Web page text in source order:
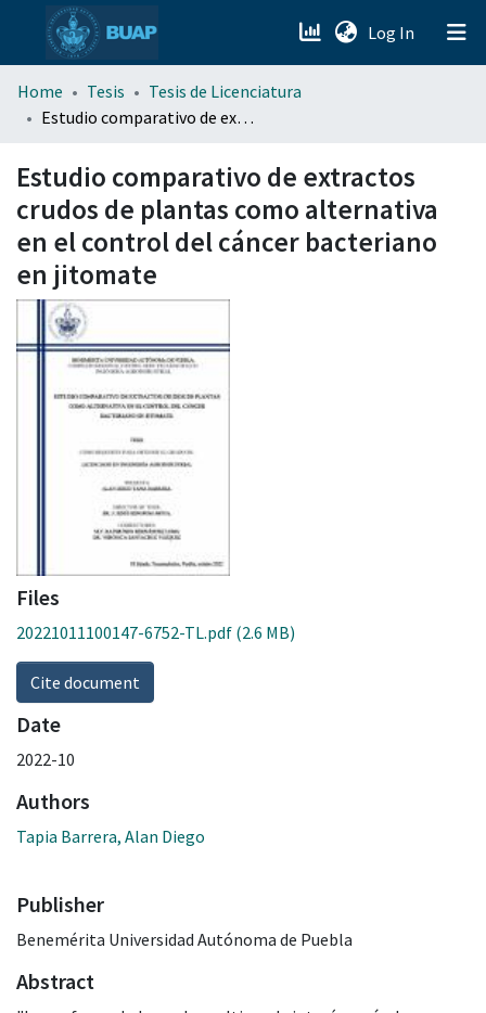
Log In (current)
menu.section.about_menu
Home Tesis
Tesis de Licenciatura
Estudio comparativo de extractos crudos de plantas como alternativa en el control del cáncer bacteriano en jitomate
Estudio comparativo de extractos
crudos de plantas como alternativa
en el control del cáncer bacteriano
en jitomate
Files
20221011100147-6752-TL.pdf (2.6 MB)
Cite document
Date
2022-10
Authors
Tapia Barrera, Alan Diego
Publisher
Benemérita Universidad Autónoma de Puebla
Abstract